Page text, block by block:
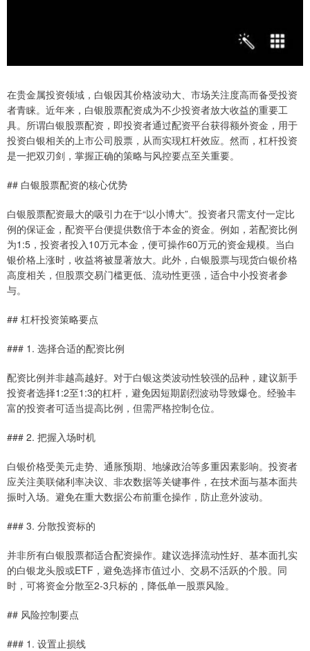
在贵金属投资领域，白银因其价格波动大、市场关注度高而备受投资
者青睐。近年来，白银股票配资成为不少投资者放大收益的重要工
具。所谓白银股票配资，即投资者通过配资平台获得额外资金，用于
投资白银相关的上市公司股票，从而实现杠杆效应。然而，杠杆投资
是一把双刃剑，掌握正确的策略与风控要点至关重要。
## 白银股票配资的核心优势
白银股票配资最大的吸引力在于“以小博大”。投资者只需支付一定比
例的保证金，配资平台便提供数倍于本金的资金。例如，若配资比例
为1:5，投资者投入10万元本金，便可操作60万元的资金规模。当白
银价格上涨时，收益将被显著放大。此外，白银股票与现货白银价格
高度相关，但股票交易门槛更低、流动性更强，适合中小投资者参
与。
## 杠杆投资策略要点
### 1. 选择合适的配资比例
配资比例并非越高越好。对于白银这类波动性较强的品种，建议新手
投资者选择1:2至1:3的杠杆，避免因短期剧烈波动导致爆仓。经验丰
富的投资者可适当提高比例，但需严格控制仓位。
### 2. 把握入场时机
白银价格受美元走势、通胀预期、地缘政治等多重因素影响。投资者
应关注美联储利率决议、非农数据等关键事件，在技术面与基本面共
振时入场。避免在重大数据公布前重仓操作，防止意外波动。
### 3. 分散投资标的
并非所有白银股票都适合配资操作。建议选择流动性好、基本面扎实
的白银龙头股或ETF，避免选择市值过小、交易不活跃的个股。同
时，可将资金分散至2-3只标的，降低单一股票风险。
## 风险控制要点
### 1. 设置止损线